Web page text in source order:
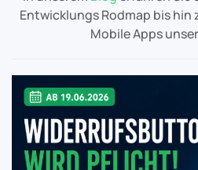
Entwicklungs Rodmap bis
Mobile Apps